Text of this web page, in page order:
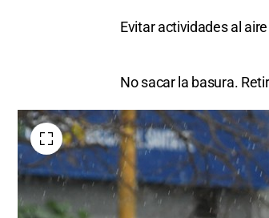
Evitar actividades al
No sacar la basura.